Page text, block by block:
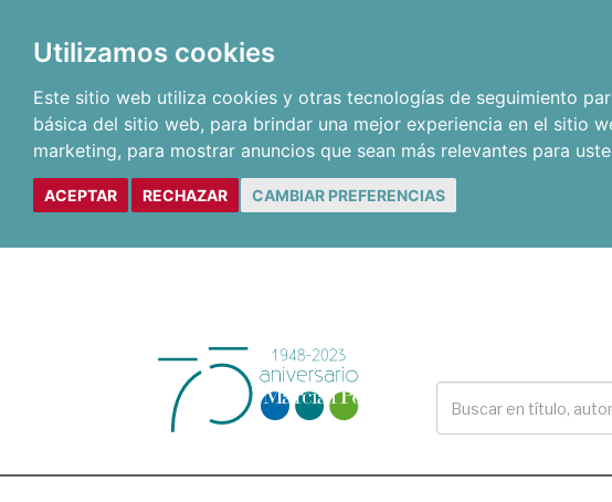
Utilizamos cookies
Este sitio web utiliza cookies y otras tecnologías de seguimiento
básica del sitio web, para brindar una mejor experiencia en el sitio
marketing, para mostrar anuncios que sean más relevantes para
ACEPTAR RECHAZAR CAMBIAR PREFERENCIAS